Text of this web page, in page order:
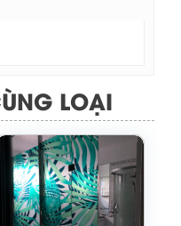
LOẠI